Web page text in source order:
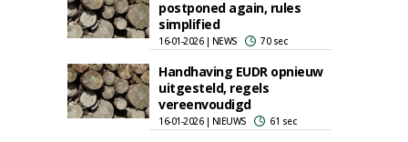
postponed again, rules
simplified
16-01-2026 | NEWS 70 sec
Handhaving EUDR opnieuw
uitgesteld, regels
vereenvoudigd
16-01-2026 | NIEUWS 61 sec